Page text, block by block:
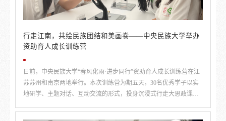
行走江南，共绘民族团结和美画卷——中央民族大学举办
资助育人成长训练营
日前，中央民族大学“春风化雨·进步同行”资助育人成长训练营在江
苏苏州和南京两地举行。本次训练营为期五天，30名优秀学子以实
地研学、主题对话、互动交流的形式，投身沉浸式行走大思政课